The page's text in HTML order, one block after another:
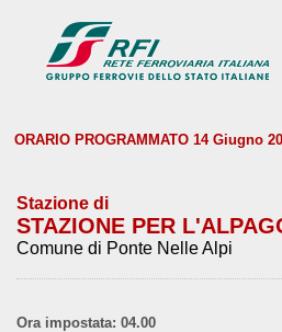
ORARIO PROGRAMMATO 14 Giugno
Stazione di
STAZIONE PER
Comune di Ponte Nelle Alpi
Ora impostata: 04.00